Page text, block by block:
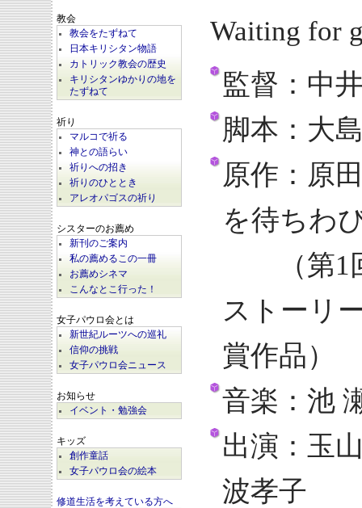
教会
教会をたずねて
日本キリシタン物語
カトリック教会の歴史
キリシタンゆかりの地を
たずねて
祈り
マルコで祈る
神との語らい
祈りへの招き
祈りのひととき
アレオパゴスの祈り
シスターのお薦め
新刊のご案内
私の薦めるこの一冊
お薦めシネマ
こんなとこ行った！
女子パウロ会とは
新世紀ルーツへの巡礼
信仰の挑戦
女子パウロ会ニュース
お知らせ
イベント・勉強会
キッズ
創作童話
女子パウロ会の絵本
修道生活を考えている方へ
Waiting for
監督：中
脚本：大
原作：原
を待ちわ
（第1
ストーリ
賞作品）
音楽：池
出演：玉
波孝子